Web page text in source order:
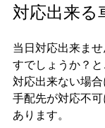
対応出来る
当日対応出来ま
すでしょうか？
対応出来ない場合
手配先が対応不
あります。